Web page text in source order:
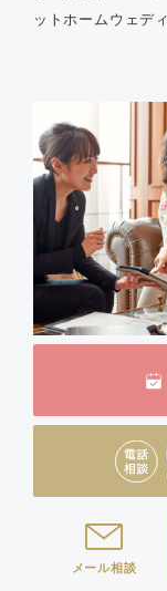
ットホームウェデ
メール相談